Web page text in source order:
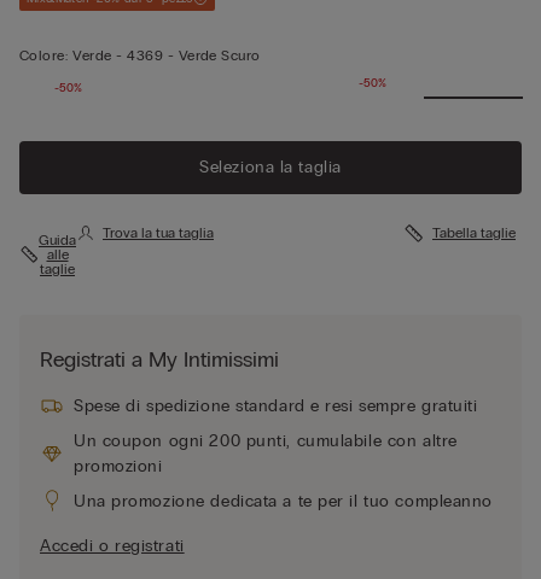
Colore: Verde -4369 - Verde Scuro
-50%
-50%
Seleziona la taglia
Guida
alle
taglie
Trova la tua taglia Tabella taglie
Registrati a My Intimissimi
Spese di spedizione standard e resi sempre gratuiti
Un coupon ogni 200 punti, cumulabile con altre
promozioni
Una promozione dedicata a te per il tuo compleanno
Accedi o registrati